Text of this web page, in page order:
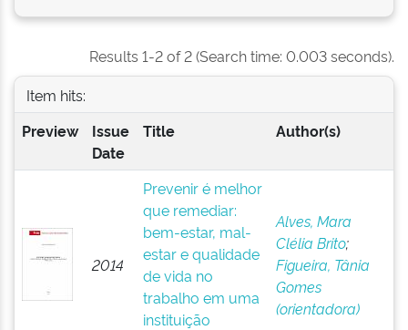
Results 1-2 of 2 (Search time: 0.003 seconds).
Item hits:
Preview
Issue
Date
Title Author(s)
2014
Prevenir é melhor
que remediar:
bem-estar, mal-
estar e qualidade
de vida no
trabalho em uma
instituição
Alves, Mara
Clélia Brito;
Figueira, Tânia
Gomes
(orientadora)